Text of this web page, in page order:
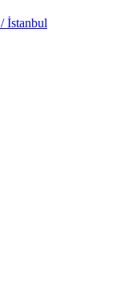
İstanbul